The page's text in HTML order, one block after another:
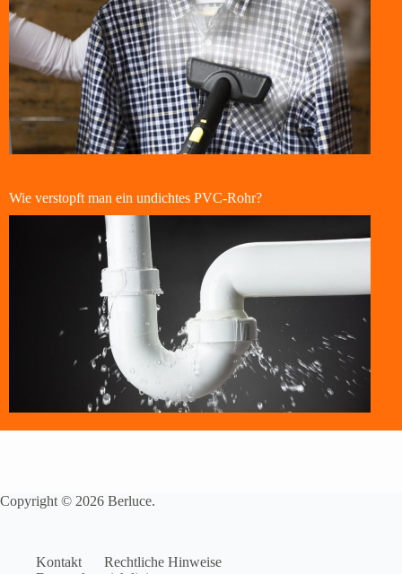
Wie verstopft man ein undichtes PVC-Rohr?
Copyright © 2026 Berluce.
Kontakt
Rechtliche Hinweise